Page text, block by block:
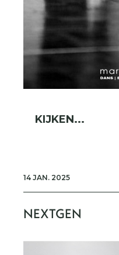
KIJKEN...
14 JAN. 2025
NEXTGEN